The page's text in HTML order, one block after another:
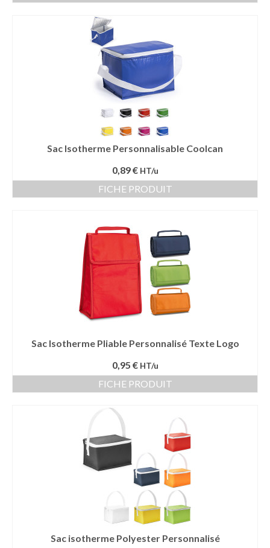
Sac Isotherme Personnalisable Coolcan
0,89 € HT/u
FICHE PRODUIT
Sac Isotherme Pliable Personnalisé Texte Logo
0,95 € HT/u
FICHE PRODUIT
Sac isotherme Polyester Personnalisé